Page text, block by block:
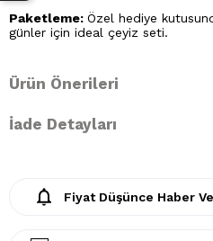
Paketleme: Özel hediye
günler için ideal çeyiz seti.
Ürün Önerileri
İade Detayları
Fiyat Düşünce Haber